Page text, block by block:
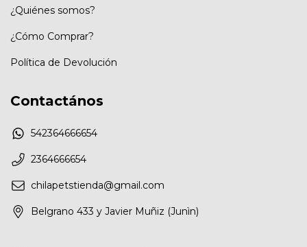
¿Quiénes somos?
¿Cómo Comprar?
Política de Devolución
Contactános
542364666654
2364666654
chilapetstienda@gmail.com
Belgrano 433 y Javier Muñiz (Junìn)